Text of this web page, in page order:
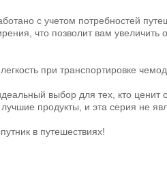
с учетом потребностей
что позволит вам
при транспортировке
выбор для тех, кто ценит
продукты, и эта серия не
в путешествиях!